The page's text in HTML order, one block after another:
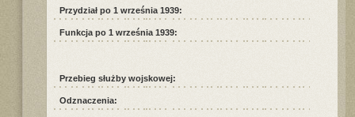
Przydział po 1 września 1939:
Funkcja po 1 września 1939:
Przebieg służby wojskowej:
Odznaczenia: